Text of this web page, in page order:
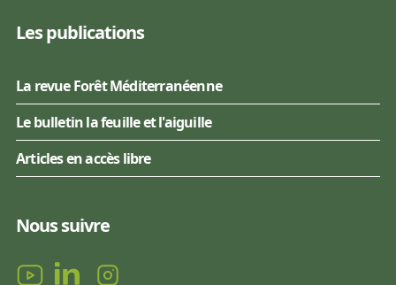
Les publications
La revue Forêt Méditerranéenne
Le bulletin la feuille et l'aiguille
Articles en accès libre
Nous suivre